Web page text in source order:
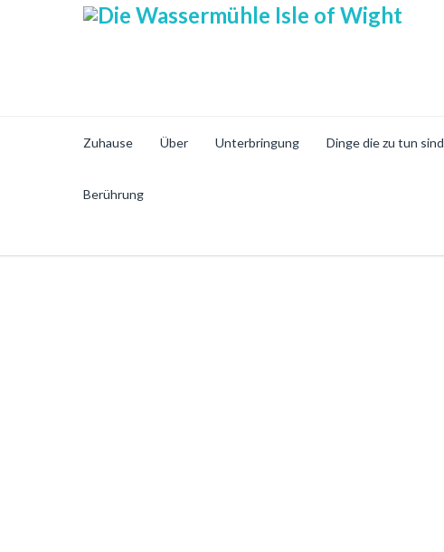
Zuhause Über Unterbringung Dinge die zu tun sind
Berührung